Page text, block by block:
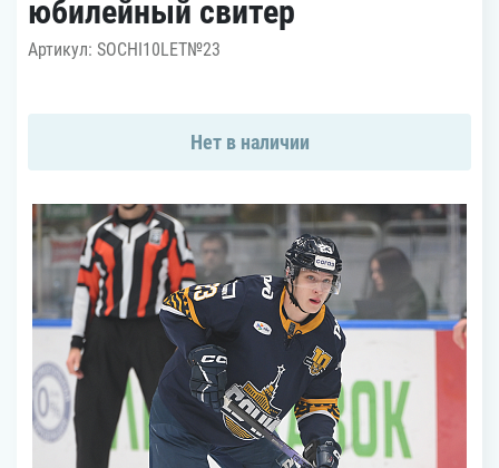
юбилейный свитер
Артикул: SOCHI10LET№23
Нет в наличии